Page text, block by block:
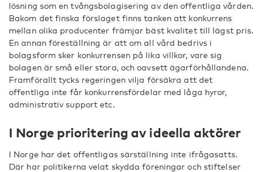
lösning som en tvångsbolagisering av den offentliga vården.
Bakom det finska förslaget finns tanken att konkurrens
mellan olika producenter främjar bäst kvalitet till lägst pris.
En annan föreställning är att om all vård bedrivs i
bolagsform sker konkurrensen på lika villkor, vare sig
bolagen är små eller stora, och oavsett ägarförhållandena.
Framförallt tycks regeringen vilja försäkra att det
offentliga inte får konkurrensfördelar med låga hyror,
administrativ support etc.
I Norge prioritering av ideella aktörer
I Norge har det offentligas särställning inte ifrågasatts.
Där har politikerna velat skydda föreningar och stiftelser